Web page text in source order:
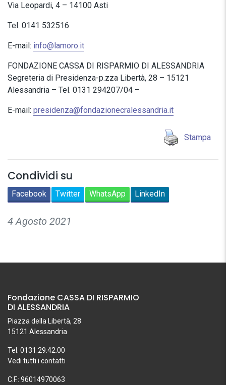
Via Leopardi, 4 – 14100 Asti
Tel. 0141 532516
E-mail: info@lamoro.it
FONDAZIONE CASSA DI RISPARMIO DI ALESSANDRIA
Segreteria di Presidenza-p.zza Libertà, 28 – 15121
Alessandria – Tel. 0131 294207/04 –
E-mail: presidenza@fondazionecralessandria.it
Stampa
Condividi su
Facebook Twitter WhatsApp LinkedIn
4 Agosto 2021
Fondazione CASSA DI RISPARMIO
DI ALESSANDRIA
Piazza della Libertà, 28
15121 Alessandria
Tel. 0131.29.42.00
Vedi tutti i contatti
C.F.: 96014970063